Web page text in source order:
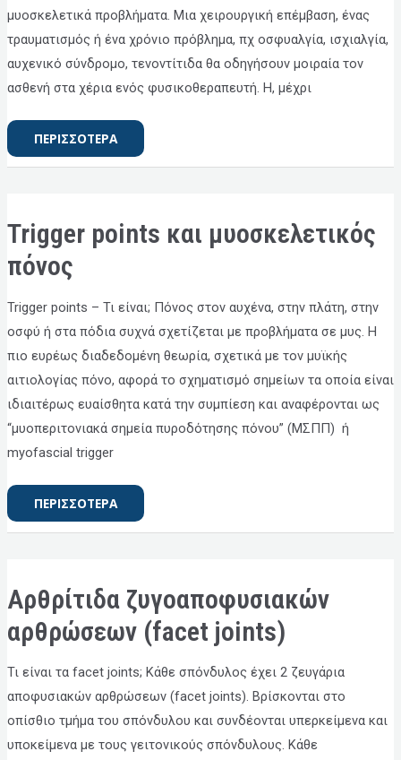
μυοσκελετικά προβλήματα. Μια χειρουργική επέμβαση, ένας
τραυματισμός ή ένα χρόνιο πρόβλημα, πχ οσφυαλγία, ισχιαλγία,
αυχενικό σύνδρομο, τενοντίτιδα θα οδηγήσουν μοιραία τον
ασθενή στα χέρια ενός φυσικοθεραπευτή. Η, μέχρι
ΠΕΡΙΣΣΟΤΕΡΑ
Trigger points και μυοσκελετικός
πόνος
Trigger points – Τι είναι; Πόνος στον αυχένα, στην πλάτη, στην
οσφύ ή στα πόδια συχνά σχετίζεται με προβλήματα σε μυς. Η
πιο ευρέως διαδεδομένη θεωρία, σχετικά με τον μυϊκής
αιτιολογίας πόνο, αφορά το σχηματισμό σημείων τα οποία είναι
ιδιαιτέρως ευαίσθητα κατά την συμπίεση και αναφέρονται ως
“μυοπεριτονιακά σημεία πυροδότησης πόνου” (ΜΣΠΠ) ή
myofascial trigger
TRIGGER
POINTS
ΚΑΙ
ΜΥΟΣΚΕΛΕΤΙΚΌΣ
ΠΌΝΟΣ
ΠΕΡΙΣΣΟΤΕΡΑ
Αρθρίτιδα ζυγοαποφυσιακών
αρθρώσεων (facet joints)
Τι είναι τα facet joints; Κάθε σπόνδυλος έχει 2 ζευγάρια
αποφυσιακών αρθρώσεων (facet joints). Βρίσκονται στο
οπίσθιο τμήμα του σπόνδυλου και συνδέονται υπερκείμενα και
υποκείμενα με τους γειτονικούς σπόνδυλους. Κάθε
ΑΡΘΡΊΤΙΔΑ
ΖΥΓΟΑΠΟΦΥΣΙΑΚΏΝ
ΑΡΘΡΏΣΕΩΝ
(FACET
JOINTS)